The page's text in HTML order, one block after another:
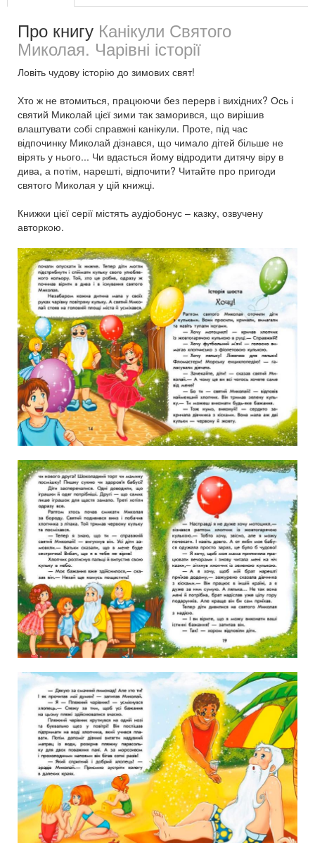
Про книгу Канікули Святого
Миколая. Чарівні історії
Ловіть чудову історію до зимових свят!
Хто ж не втомиться, працюючи без перерв і вихідних? Ось і
святий Миколай цієї зими так заморився, що вирішив
влаштувати собі справжні канікули. Проте, під час
відпочинку Миколай дізнався, що чимало дітей більше не
вірять у нього... Чи вдасться йому відродити дитячу віру в
дива, а потім, нарешті, відпочити? Читайте про пригоди
святого Миколая у цій книжці.
Книжки цієї серії містять аудіобонус – казку, озвучену
авторкою.